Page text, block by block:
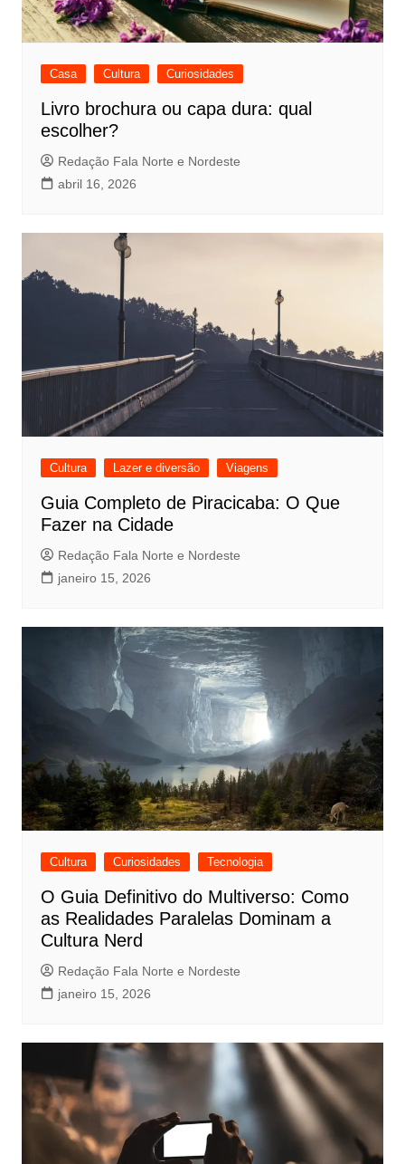
Casa Cultura Curiosidades
Livro brochura ou capa dura: qual
escolher?
Redação Fala Norte e Nordeste
abril 16, 2026
Cultura Lazer e diversão Viagens
Guia Completo de Piracicaba: O Que
Fazer na Cidade
Redação Fala Norte e Nordeste
janeiro 15, 2026
Cultura Curiosidades Tecnologia
O Guia Definitivo do Multiverso: Como
as Realidades Paralelas Dominam a
Cultura Nerd
Redação Fala Norte e Nordeste
janeiro 15, 2026